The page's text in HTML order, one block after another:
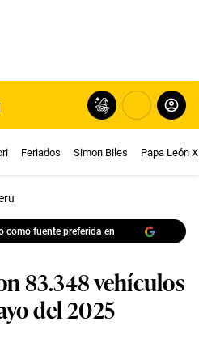
Feriados Simon Biles Papa León
como fuente preferida en
83.348 vehículos
del 2025